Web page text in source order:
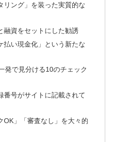
リング」を装った実質的な
融資をセットにした勧誘
払い現金化」という新たな
発で見分ける10のチェック
番号がサイトに記載されて
OK」「審査なし」を大々的